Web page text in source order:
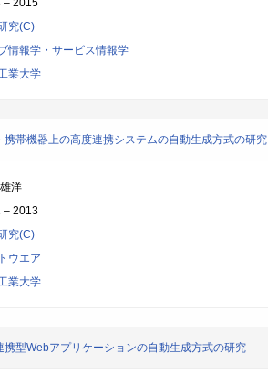
– 2015
究(C)
情報学・サービス情報学
業大学
帯機器上の高度連携システムの自動生成方式の研究
洋
– 2013
究(C)
ウエア
業大学
型Webアプリケーションの自動生成方式の研究